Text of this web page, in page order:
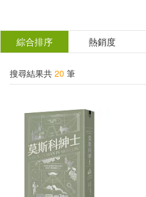
結
分類 (單選)
所有商品(20) 圖書(8)
影音(2) 電子書(5)
有聲書(5)
作者 (可複選)
綜合排序 熱銷度
搜尋結果共 20 筆